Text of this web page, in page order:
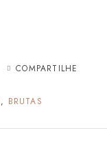
COMPARTILHE
, BRUTAS